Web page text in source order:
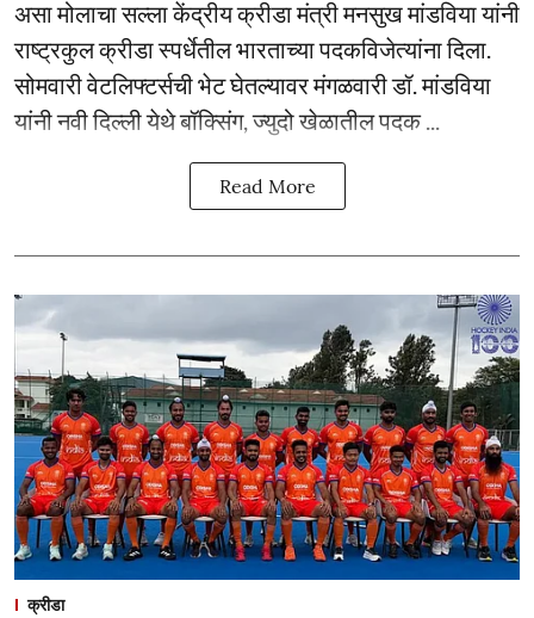
असा मोलाचा सल्ला केंद्रीय क्रीडा मंत्री मनसुख मांडविया यांनी
राष्ट्रकुल क्रीडा स्पर्धेतील भारताच्या पदकविजेत्यांना दिला.
सोमवारी वेटलिफ्टर्सची भेट घेतल्यावर मंगळवारी डॉ. मांडविया
यांनी नवी दिल्ली येथे बॉक्सिंग, ज्युदो खेळातील पदक ...
Read More
क्रीडा